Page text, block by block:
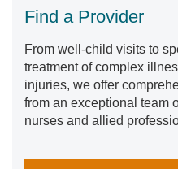
Find a Provider
From well-child visits to
treatment of complex
injuries, we offer
from an exceptional team
nurses and allied